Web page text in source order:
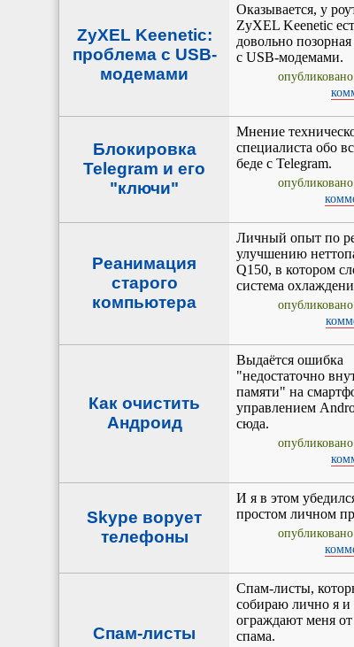
ZyXEL Keenetic:
проблема с USB-
модемами
Оказывается, у
ZyXEL Keenetic
довольно
с USB-модемами.
Блокировка
Telegram и его
"ключи"
Мнение
специалиста обо
беде с Telegram.
Реанимация
старого
компьютера
Личный опыт по
улучшению
Q150, в котором
система
Как очистить
Андроид
Выдаётся ошибка
"недостаточно
памяти" на
управлением
сюда.
Skype ворует
телефоны
И я в этом
простом личном
Спам-листы
Спам-листы,
собираю лично я и
ограждают меня
спама.